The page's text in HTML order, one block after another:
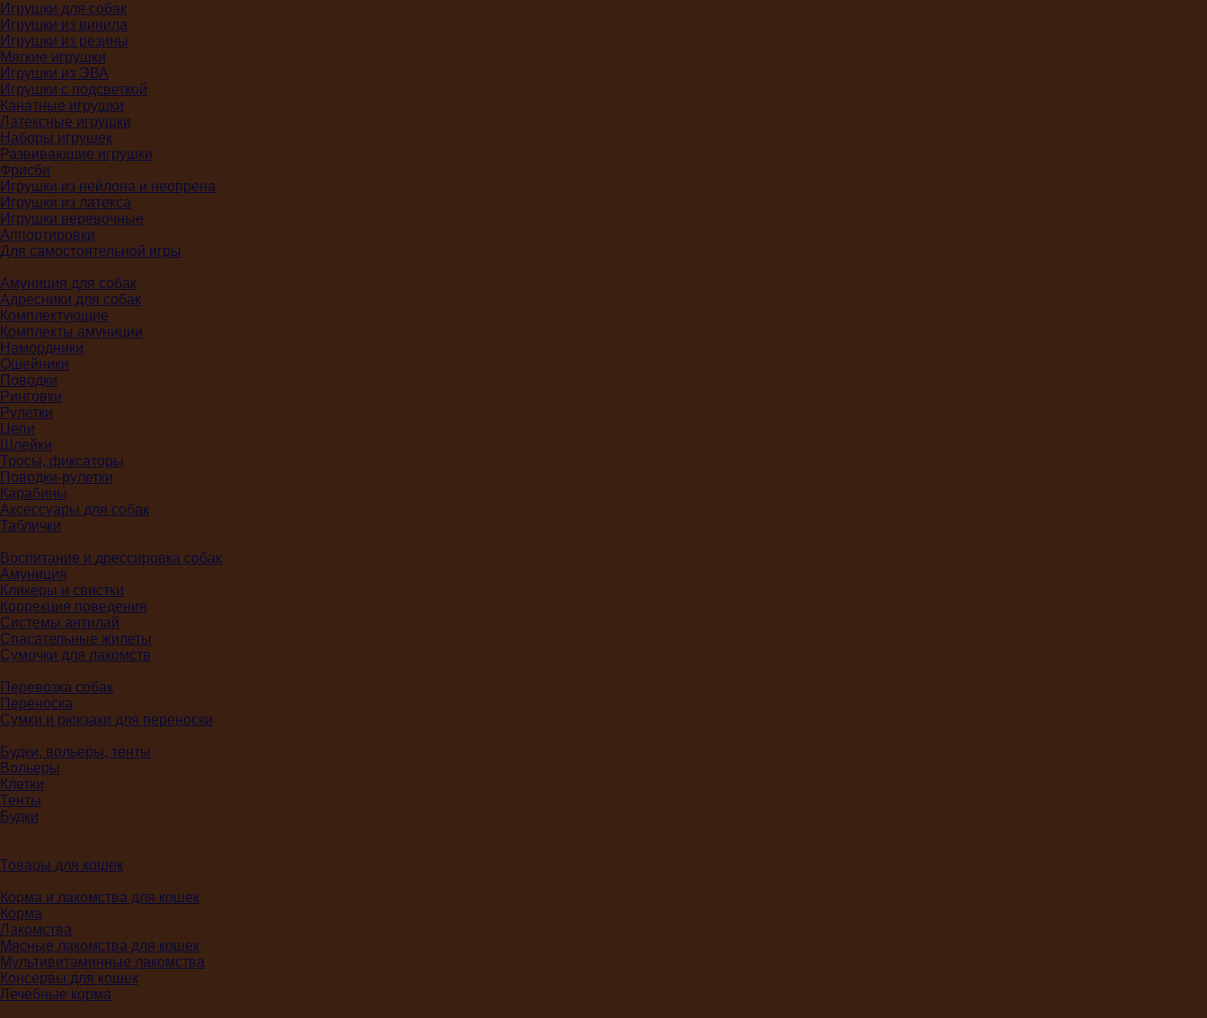
Игрушки для собак
Игрушки из винила
Игрушки из резины
Мягкие игрушки
Игрушки из ЭВА
Игрушки с подсветкой
Канатные игрушки
Латексные игрушки
Наборы игрушек
Развивающие игрушки
Фрисби
Игрушки из нейлона и неопрена
Игрушки из латекса
Игрушки веревочные
Аппортировки
Для самостоятельной игры
Амуниция для собак
Адресники для собак
Комплектующие
Комплекты амуниции
Намордники
Ошейники
Поводки
Ринговки
Рулетки
Цепи
Шлейки
Тросы, фиксаторы
Поводки-рулетки
Карабины
Аксессуары для собак
Таблички
Воспитание и дрессировка собак
Амуниция
Кликеры и свистки
Коррекция поведения
Системы антилай
Спасательные жилеты
Сумочки для лакомств
Перевозка собак
Переноска
Сумки и рюкзаки для переноски
Будки, вольеры, тенты
Вольеры
Клетки
Тенты
Будки
Товары для кошек
Корма и лакомства для кошек
Корма
Лакомства
Мясные лакомства для кошек
Мультивитаминные лакомства
Консервы для кошек
Лечебные корма